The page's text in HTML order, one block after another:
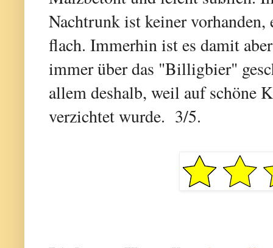
Nachtrunk ist keiner vorhanden,
flach. Immerhin ist es damit
immer über das "Billigbier"
allem deshalb, weil auf schöne
verzichtet wurde. 3/5.